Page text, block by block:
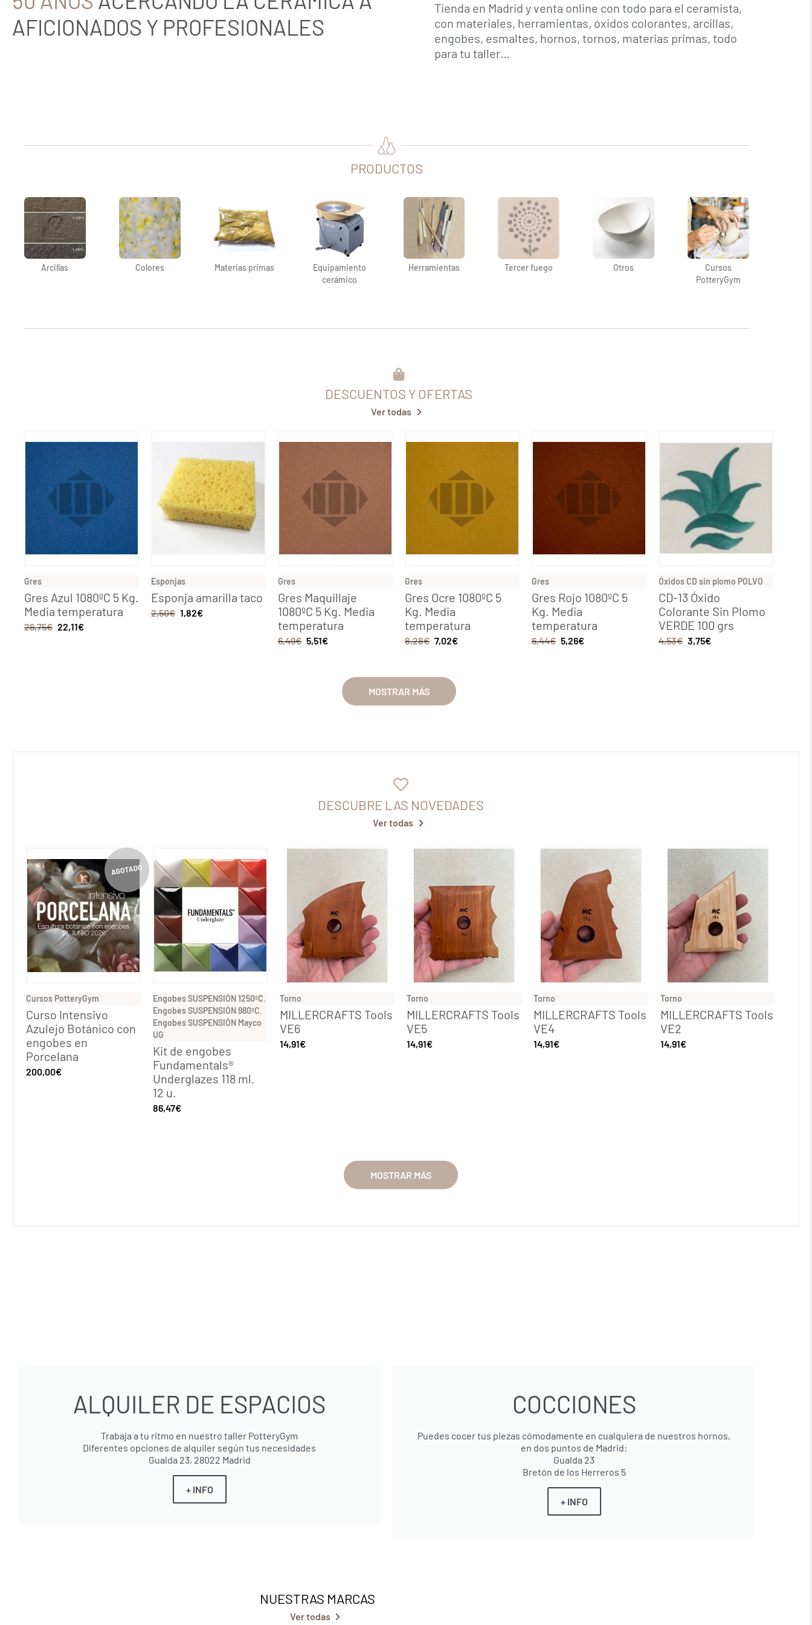
AFICIONADOS Y PROFESIONALES
Tienda en Madrid y venta online con todo para el ceramista,
con materiales, herramientas, óxidos colorantes, arcillas,
engobes, esmaltes, hornos, tornos, materias primas, todo
para tu taller…
PRODUCTOS
Arcillas Colores Materias primas
Equipamiento
cerámico
Herramientas Tercer fuego Otros
Cursos
PotteryGym
DESCUENTOS Y OFERTAS
Ver todas
Gres
Gres Azul 1080ºC 5 Kg.
Media temperatura
26,75€ 22,11€
Esponjas
Esponja amarilla taco
2,50€ 1,82€
Gres
Gres Maquillaje
1080ºC 5 Kg. Media
temperatura
6,49€ 5,51€
Gres
Gres Ocre 1080ºC 5
Kg. Media
temperatura
8,28€ 7,02€
Gres
Gres Rojo 1080ºC 5
Kg. Media
temperatura
6,44€ 5,26€
Óxidos CD sin plomo POLVO
CD-13 Óxido
Colorante Sin Plomo
VERDE 100 grs
4,53€ 3,75€
MOSTRAR MÁS
DESCUBRE LAS NOVEDADES
Ver todas
Cursos PotteryGym
Curso Intensivo
Azulejo Botánico con
engobes en
Porcelana
200,00€
Engobes SUSPENSIÓN 1250ºC,
Engobes SUSPENSIÓN 980ºC,
Engobes SUSPENSIÓN Mayco
UG
Kit de engobes
Fundamentals®
Underglazes 118 ml.
12 u.
86,47€
Torno
MILLERCRAFTS Tools
VE6
14,91€
Torno
MILLERCRAFTS Tools
VE5
14,91€
Torno
MILLERCRAFTS Tools
VE4
14,91€
Torno
MILLERCRAFTS Tools
VE2
14,91€
MOSTRAR MÁS
ALQUILER DE ESPACIOS
Trabaja a tu ritmo en nuestro taller PotteryGym
Diferentes opciones de alquiler según tus necesidades
Gualda 23, 28022 Madrid
+ INFO
COCCIONES
Puedes cocer tus piezas cómodamente en cualquiera de nuestros hornos,
en dos puntos de Madrid:
Gualda 23
Bretón de los Herreros 5
+ INFO
NUESTRAS MARCAS
Ver todas